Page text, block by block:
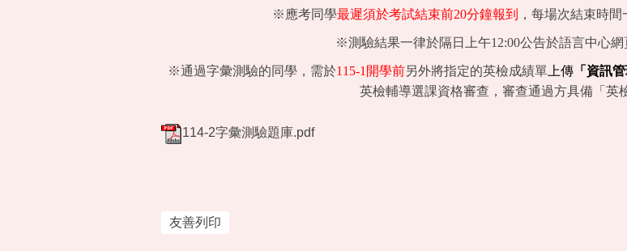
※應考同學最遲須於考試結束前20分鐘報到 ，每場次結束時
※測驗結果一律於隔日上午12:00公告於語言中心網
※通過字彙測驗的同學，需於115-1 開學前另外將指定的英檢成績單 上傳 「資訊
英檢輔導選課資格審查，審查通過方具備「英
114-2字彙測驗題庫.pdf
友善列印